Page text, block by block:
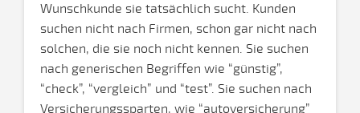
Wunschkunde sie tatsächlich sucht. Kunden
suchen nicht nach Firmen, schon gar nicht nach
solchen, die sie noch nicht kennen. Sie suchen
nach generischen Begriffen wie “günstig”,
“check”, “vergleich” und “test”. Sie suchen nach
Versicherungssparten, wie “autoversicherung”